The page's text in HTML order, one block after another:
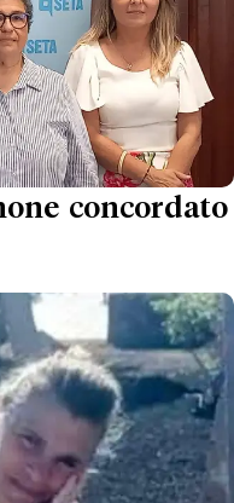
concordato